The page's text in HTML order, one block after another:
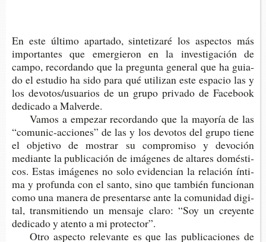
En este últi­mo apar­ta­do, sin­te­ti­za­ré los aspec­tos más
impor­tan­tes que emer­gie­ron en la inves­ti­ga­ción de
campo, recor­dan­do que la pre­gun­ta gene­ral que ha guia­
do el estu­dio ha sido para qué uti­li­zan este espa­cio las y
los devo­tos/usua­rios de un grupo pri­va­do de Face­book
dedi­ca­do a Malverde.
Vamos a empe­zar recor­dan­do que la mayo­ría de las
“comunic-​acciones” de las y los devo­tos del grupo tiene
el obje­ti­vo de mos­trar su com­pro­mi­so y devo­ción
median­te la publi­ca­ción de imá­ge­nes de alta­res domés­ti­
cos. Estas imá­ge­nes no solo evi­den­cian la rela­ción ínti­
ma y pro­fun­da con el santo, sino que tam­bién fun­cio­nan
como una mane­ra de pre­sen­tar­se ante la comu­ni­dad digi­
tal, trans­mi­tien­do un men­sa­je claro: “Soy un cre­yen­te
dedi­ca­do y aten­to a mi protector”.
Otro aspec­to rele­van­te es que las publi­ca­cio­nes de